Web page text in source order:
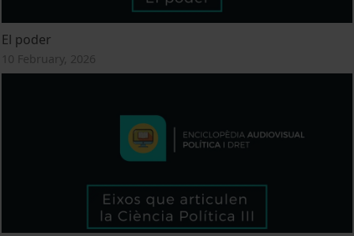
El poder
10 February, 2026